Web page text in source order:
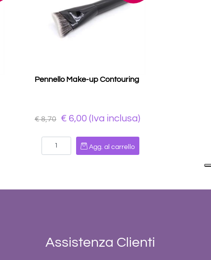
Pennello Make-up Contouring
€ 8,70 € 6,00 (Iva inclusa)
Quantità
Agg. al carrello
Assistenza Clienti